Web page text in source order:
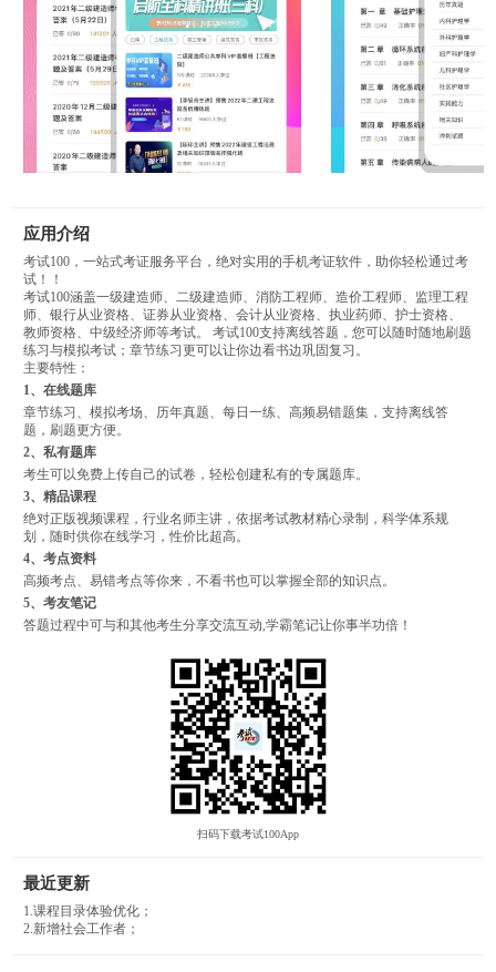
应用介绍
考试100，一站式考证服务平台，绝对实用的手机考证软件，助你轻松通过考
试！！
考试100涵盖一级建造师、二级建造师、消防工程师、造价工程师、监理工程
师、银行从业资格、证券从业资格、会计从业资格、执业药师、护士资格、
教师资格、中级经济师等考试。 考试100支持离线答题，您可以随时随地刷题
练习与模拟考试；章节练习更可以让你边看书边巩固复习。
主要特性：
1、在线题库
章节练习、模拟考场、历年真题、每日一练、高频易错题集，支持离线答
题，刷题更方便。
2、私有题库
考生可以免费上传自己的试卷，轻松创建私有的专属题库。
3、精品课程
绝对正版视频课程，行业名师主讲，依据考试教材精心录制，科学体系规
划，随时供你在线学习，性价比超高。
4、考点资料
高频考点、易错考点等你来，不看书也可以掌握全部的知识点。
5、考友笔记
答题过程中可与和其他考生分享交流互动,学霸笔记让你事半功倍！
扫码下载考试100App
最近更新
1.课程目录体验优化；
2.新增社会工作者；